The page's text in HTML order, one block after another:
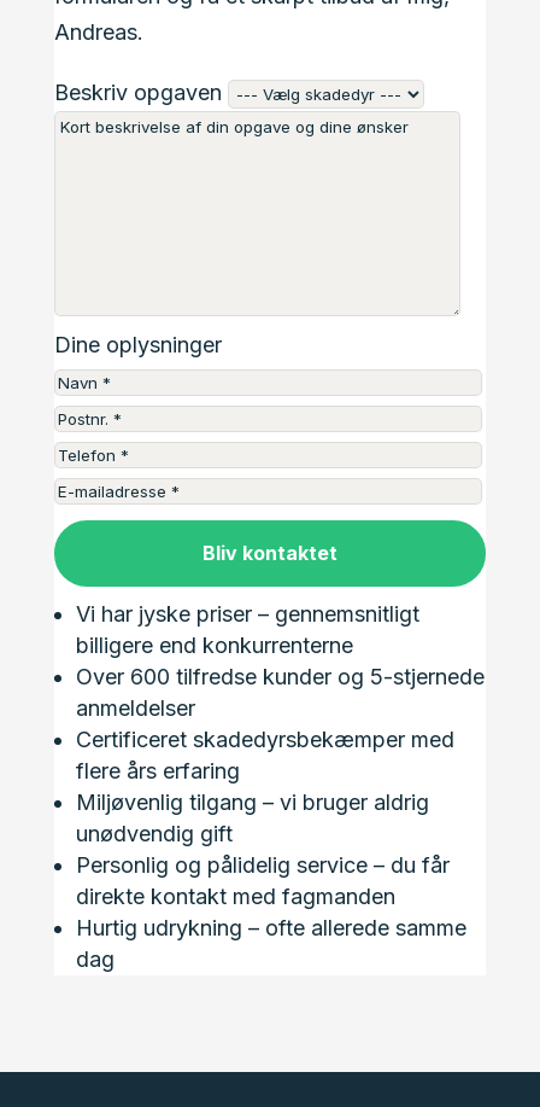
Andreas.
Beskriv opgaven
Dine oplysninger
Bliv kontaktet
Vi har jyske priser – gennemsnitligt
billigere end konkurrenterne
Over 600 tilfredse kunder og 5-stjernede
anmeldelser
Certificeret skadedyrsbekæmper med
flere års erfaring
Miljøvenlig tilgang – vi bruger aldrig
unødvendig gift
Personlig og pålidelig service – du får
direkte kontakt med fagmanden
Hurtig udrykning – ofte allerede samme
dag